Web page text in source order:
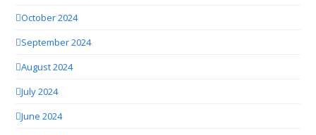
October 2024
September 2024
August 2024
July 2024
June 2024